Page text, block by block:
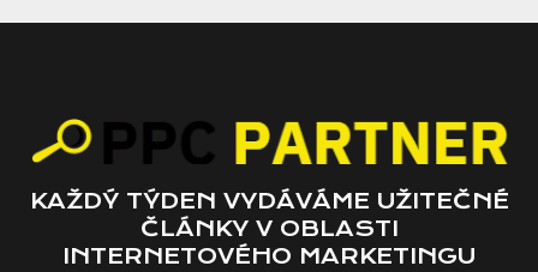
KAŽDÝ TÝDEN VYDÁVÁME UŽITEČNÉ
ČLÁNKY V OBLASTI
INTERNETOVÉHO MARKETINGU